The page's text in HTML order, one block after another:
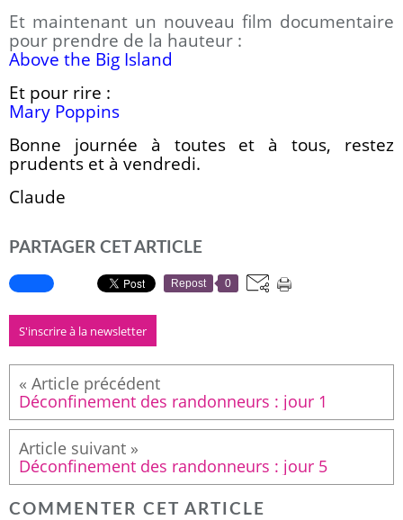
Et maintenant un nouveau film documentaire
pour prendre de la hauteur :
Above the Big Island
Et pour rire :
Mary Poppins
Bonne journée à toutes et à tous, restez
prudents et à vendredi.
Claude
PARTAGER CET ARTICLE
Repost 0
S'inscrire à la newsletter
Déconfinement des randonneurs : jour 1
Déconfinement des randonneurs : jour 5
COMMENTER CET ARTICLE